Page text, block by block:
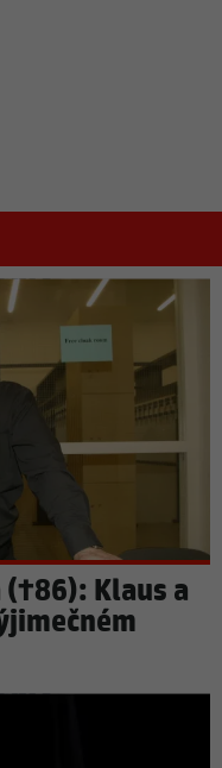
Klaus a